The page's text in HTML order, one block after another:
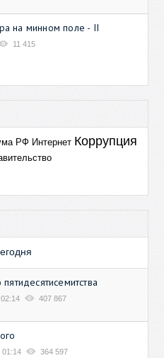
на минном поле - II
11 415
РФ Интернет Коррупция
02:14 407 867
01:14 364 597